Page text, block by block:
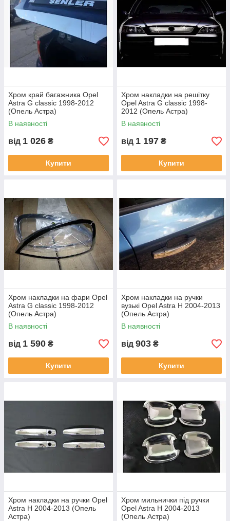
Хром край багажника Opel
Astra G classic 1998-2012
(Опель Астра)
В наявності
від 1 026 ₴
Купити
Хром накладки на решітку
Opel Astra G classic 1998-
2012 (Опель Астра)
В наявності
від 1 197 ₴
Купити
Хром накладки на фари Opel
Astra G classic 1998-2012
(Опель Астра)
В наявності
від 1 590 ₴
Купити
Хром накладки на ручки
вузькі Opel Astra H 2004-2013
(Опель Астра)
В наявності
від 903 ₴
Купити
Хром накладки на ручки Opel
Astra H 2004-2013 (Опель
Астра)
Хром мильнички під ручки
Opel Astra H 2004-2013
(Опель Астра)